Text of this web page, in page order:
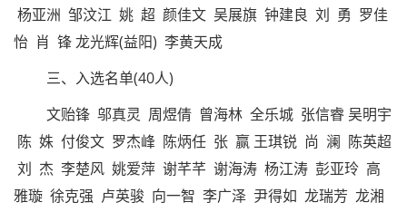
杨亚洲 邹汶江 姚 超 颜佳文 吴展旗 钟建良 刘 勇 罗佳
怡 肖 锋 龙光辉(益阳) 李黄天成
三、入选名单(40人)
文贻锋 邬真灵 周煜倩 曾海林 全乐城 张信睿 吴明宇
陈 姝 付俊文 罗杰峰 陈炳任 张 赢 王琪锐 尚 澜 陈英超
刘 杰 李楚风 姚爱萍 谢芊芊 谢海涛 杨江涛 彭亚玲 高
雅璇 徐克强 卢英骏 向一智 李广泽 尹得如 龙瑞芳 龙湘